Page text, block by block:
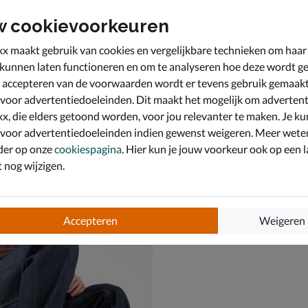
M
cookievoorkeuren
maakt gebruik van cookies en vergelijkbare technieken om
laten functioneren en om te analyseren hoe deze wordt
van de voorwaarden wordt er tevens gebruik
advertentiedoeleinden. Dit maakt het mogelijk om
die elders getoond worden, voor jou relevanter te maken. Je
advertentiedoeleinden indien gewenst weigeren. Meer
op onzecookiespagina. Hier kun je jouw voorkeur ook op een
nog wijzigen.
Accepteren Weigeren